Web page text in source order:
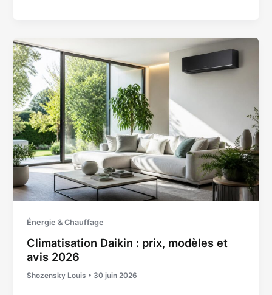
Énergie & Chauffage
Climatisation Daikin : prix, modèles et
avis 2026
Shozensky Louis • 30 juin 2026